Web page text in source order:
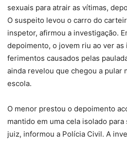
sexuais para atrair as vítimas,
O suspeito levou o carro do
inspetor, afirmou a investigação.
depoimento, o jovem riu ao ver as
ferimentos causados pelas
ainda revelou que chegou a pular
escola.
O menor prestou o depoimento
mantido em uma cela isolado
juiz, informou a Polícia Civil. A